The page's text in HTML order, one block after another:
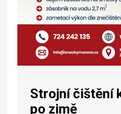
Strojní čištění
po zimě